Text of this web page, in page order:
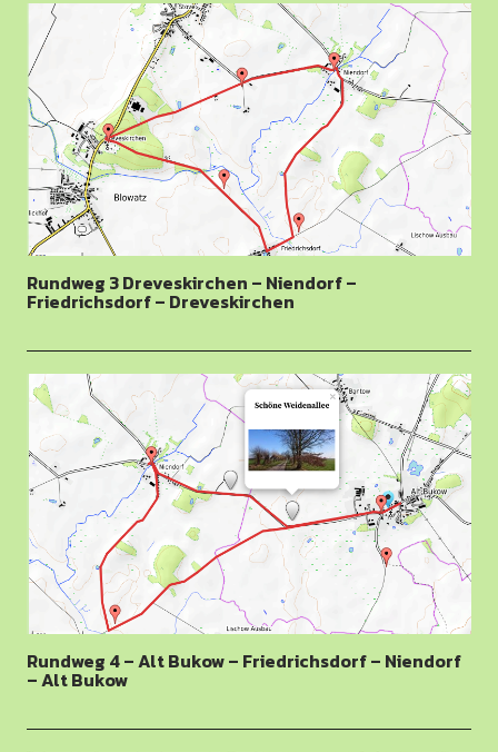
Rundweg 3 Dreveskirchen – Niendorf –
Friedrichsdorf – Dreveskirchen
Rundweg 4 – Alt Bukow – Friedrichsdorf – Niendorf
– Alt Bukow